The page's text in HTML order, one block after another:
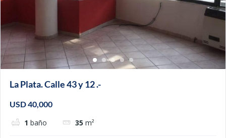
La Plata. Calle 43 y 12 .-
USD 40,000
1 baño 35 m²